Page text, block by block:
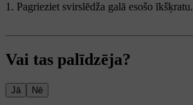
Pagrieziet svirslēdža galā esošo īkšķratu.
Vai tas palīdzēja?
Jā Nē